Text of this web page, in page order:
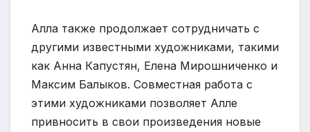
Алла также продолжает сотрудничать с
другими известными художниками, такими
как Анна Капустян, Елена Мирошниченко и
Максим Балыков. Совместная работа с
этими художниками позволяет Алле
привносить в свои произведения новые